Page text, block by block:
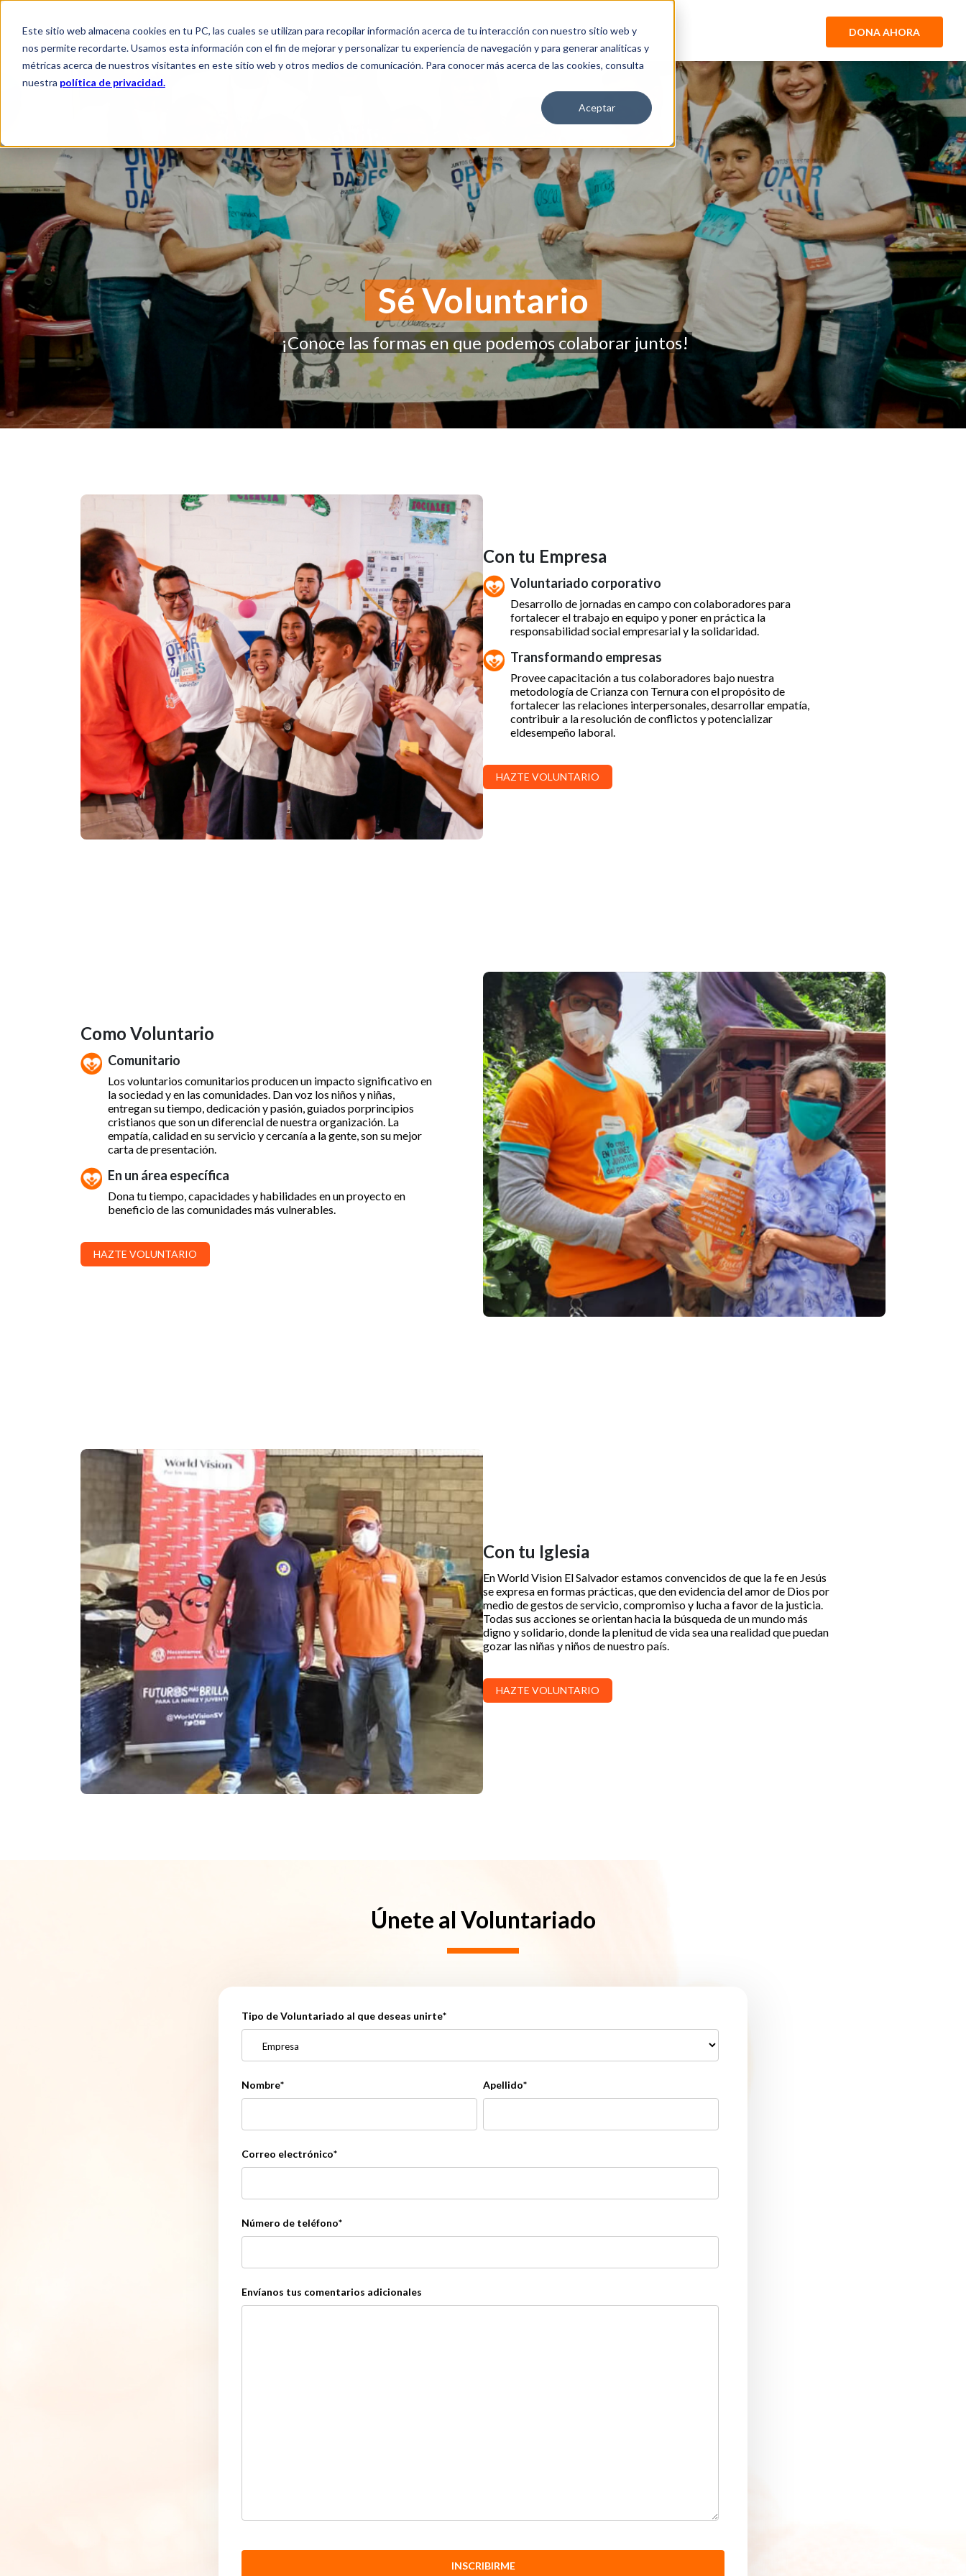
Este sitio web almacena cookies en tu PC, las cuales se utilizan para recopilar información acerca de tu interacción con nuestro sitio web y
nos permite recordarte. Usamos esta información con el fin de mejorar y personalizar tu experiencia de navegación y para generar analíticas y
métricas acerca de nuestros visitantes en este sitio web y otros medios de comunicación. Para conocer más acerca de las cookies, consulta
nuestra política de privacidad.
Aceptar
QUIÉNES SOMOS QUÉ HACEMOS ÚNETE CA4 MEDIA DONA AHORA
Sé Voluntario
¡Conoce las formas en que podemos colaborar juntos!
Con tu Empresa
Voluntariado corporativo
Desarrollo de jornadas en campo con colaboradores para
fortalecer el trabajo en equipo y poner en práctica la
responsabilidad social empresarial y la solidaridad.
Transformando empresas
Provee capacitación a tus colaboradores bajo nuestra
metodología de Crianza con Ternura con el propósito de
fortalecer las relaciones interpersonales, desarrollar empatía,
contribuir a la resolución de conflictos y potencializar
eldesempeño laboral.
HAZTE VOLUNTARIO
Como Voluntario
Comunitario
Los voluntarios comunitarios producen un impacto significativo en
la sociedad y en las comunidades. Dan voz los niños y niñas,
entregan su tiempo, dedicación y pasión, guiados porprincipios
cristianos que son un diferencial de nuestra organización. La
empatía, calidad en su servicio y cercanía a la gente, son su mejor
carta de presentación.
En un área específica
Dona tu tiempo, capacidades y habilidades en un proyecto en
beneficio de las comunidades más vulnerables.
HAZTE VOLUNTARIO
Con tu Iglesia
En World Vision El Salvador estamos convencidos de que la fe en Jesús
se expresa en formas prácticas, que den evidencia del amor de Dios por
medio de gestos de servicio, compromiso y lucha a favor de la justicia.
Todas sus acciones se orientan hacia la búsqueda de un mundo más
digno y solidario, donde la plenitud de vida sea una realidad que puedan
gozar las niñas y niños de nuestro país.
HAZTE VOLUNTARIO
Únete al Voluntariado
Tipo de Voluntariado al que deseas unirte*
Nombre* Apellido*
Correo electrónico*
Número de teléfono*
Envíanos tus comentarios adicionales